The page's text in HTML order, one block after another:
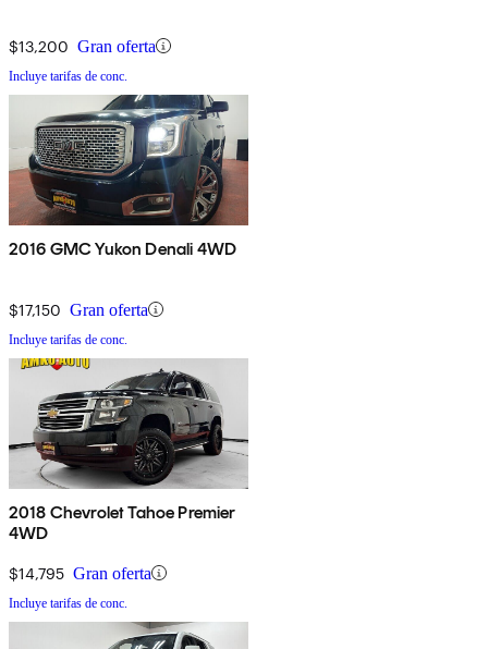
$13,200 Gran oferta
Incluye tarifas de conc.
2016 GMC Yukon Denali 4WD
$17,150 Gran oferta
Incluye tarifas de conc.
2018 Chevrolet Tahoe Premier
4WD
$14,795 Gran oferta
Incluye tarifas de conc.